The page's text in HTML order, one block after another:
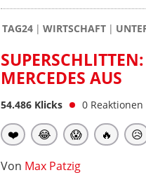
TAG24 WIRTSCHAFT
MERCEDES AUS
54.486 Klicks 0 Reaktionen
❤️ 😂 😱 🔥 😥
Von Max Patzig